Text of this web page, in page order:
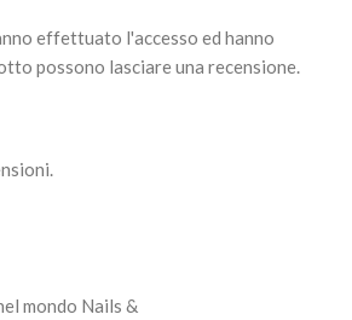
Sterilizzabile
Per uso professionale.
effettuato l'accesso ed hanno
possono lasciare una recensione.
mondo Nails &